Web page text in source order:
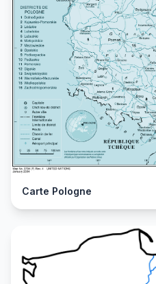
Carte Pologne